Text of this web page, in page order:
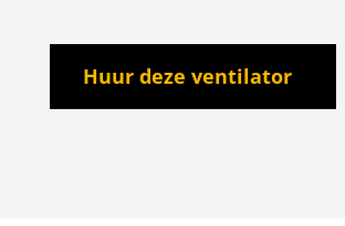
Huur deze ventilator